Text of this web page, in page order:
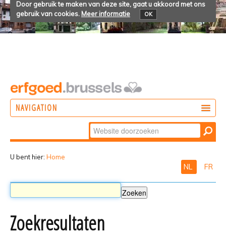
Door gebruik te maken van deze site, gaat u akkoord met ons
gebruik van cookies. Meer informatie OK
NAVIGATION
Zoek
Geavanceerd
U bent hier: Home
NL FR
Zoekresultaten